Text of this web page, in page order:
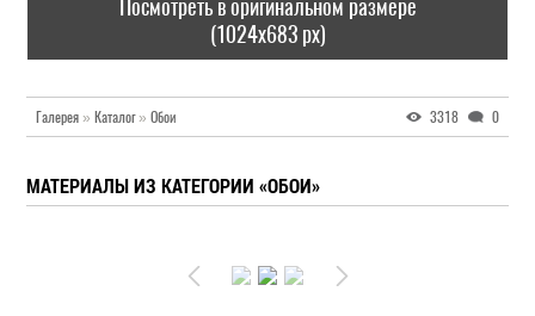
Посмотреть в оригинальном размере
(1024x683 px)
Галерея » Каталог» Обои 3318 0
МАТЕРИАЛЫ ИЗ КАТЕГОРИИ «ОБОИ»